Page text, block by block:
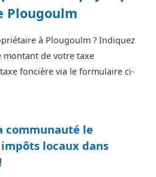
Plougoulm
à Plougoulm ? Indiquez
montant de votre taxe
foncière via le formulaire ci-
communauté le
locaux dans